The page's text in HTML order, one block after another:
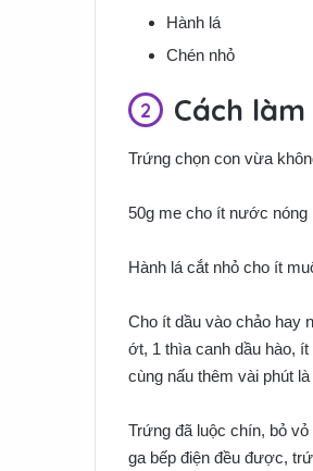
Hành lá
Chén nhỏ
Cách
Trứng chọn con vừa
50g me cho ít nước
Hành lá cắt nhỏ cho ít
Cho ít dầu vào chảo hay
ớt, 1 thìa canh dầu hào,
cùng nấu thêm vài phút
Trứng đã luộc chín, bỏ
ga bếp điện đều được,